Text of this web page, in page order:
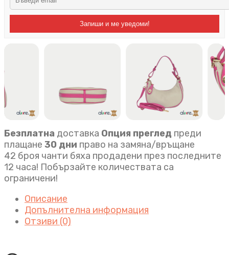
Запиши и ме уведоми!
Безплатна доставка Опция преглед преди
плащане 30 дни право на замяна/връщане
42 броя чанти бяха продадени през последните
12 часа! Побързайте количествата са
ограничени!
Описание
Допълнителна информация
Отзиви (0)